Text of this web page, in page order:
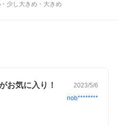
・ 少し大きめ ・ 大きめ
お気に入り！ 2023/5/6
nob********